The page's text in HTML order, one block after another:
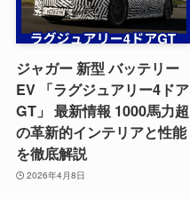
ジャガー 新型 バッテリー
EV 「ラグジュアリー4ドア
GT」 最新情報 1000馬力超
の革新的インテリアと性能
を徹底解説
2026年4月8日